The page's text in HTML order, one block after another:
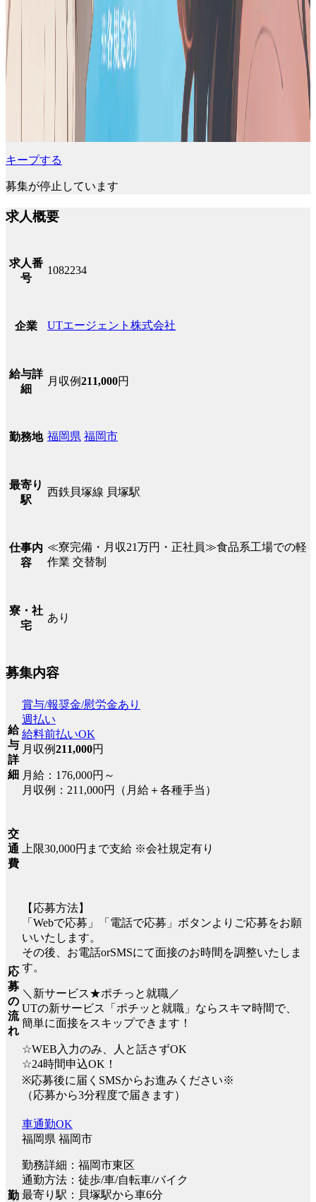
キープする
募集が停止しています
求人概要
求人番
号
1082234
企業 UTエージェント株式会社
給与詳
細
月収例211,000円
勤務地 福岡県 福岡市
最寄り
駅
西鉄貝塚線 貝塚駅
仕事内
容
≪寮完備・月収21万円・正社員≫食品系工場での軽
作業 交替制
寮・社
宅
あり
募集内容
給
与
詳
細
賞与/報奨金/慰労金あり
週払い
給料前払いOK
月収例211,000円
月給：176,000円～
月収例：211,000円（月給＋各種手当）
交
通
費
上限30,000円まで支給 ※会社規定有り
応
募
の
流
れ
【応募方法】
「Webで応募」「電話で応募」ボタンよりご応募をお願
いいたします。
その後、お電話orSMSにて面接のお時間を調整いたしま
す。
＼新サービス★ポチっと就職／
UTの新サービス「ポチッと就職」ならスキマ時間で、
簡単に面接をスキップできます！
☆WEB入力のみ、人と話さずOK
☆24時間申込OK！
※応募後に届くSMSからお進みください※
（応募から3分程度で届きます）
勤
車通勤OK
福岡県 福岡市
勤務詳細：福岡市東区
通勤方法：徒歩/車/自転車/バイク
最寄り駅：貝塚駅から車6分